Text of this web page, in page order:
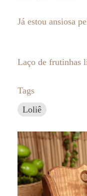
Já estou ansiosa
Laço de frutinhas
Tags
Loliê